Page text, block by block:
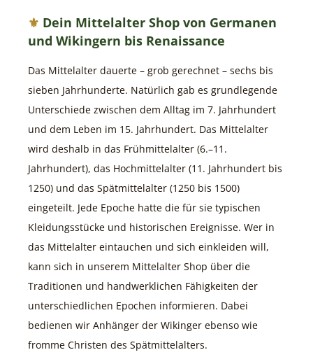
Dein Mittelalter Shop von Germanen
und Wikingern bis Renaissance
Das Mittelalter dauerte – grob gerechnet – sechs bis
sieben Jahrhunderte. Natürlich gab es grundlegende
Unterschiede zwischen dem Alltag im 7. Jahrhundert
und dem Leben im 15. Jahrhundert. Das Mittelalter
wird deshalb in das Frühmittelalter (6.–11.
Jahrhundert), das Hochmittelalter (11. Jahrhundert bis
1250) und das Spätmittelalter (1250 bis 1500)
eingeteilt. Jede Epoche hatte die für sie typischen
Kleidungsstücke und historischen Ereignisse. Wer in
das Mittelalter eintauchen und sich einkleiden will,
kann sich in unserem Mittelalter Shop über die
Traditionen und handwerklichen Fähigkeiten der
unterschiedlichen Epochen informieren. Dabei
bedienen wir Anhänger der Wikinger ebenso wie
fromme Christen des Spätmittelalters.